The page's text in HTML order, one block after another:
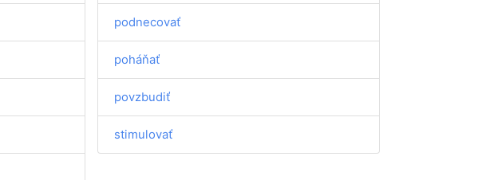
podnecovať
poháňať
povzbudiť
stimulovať